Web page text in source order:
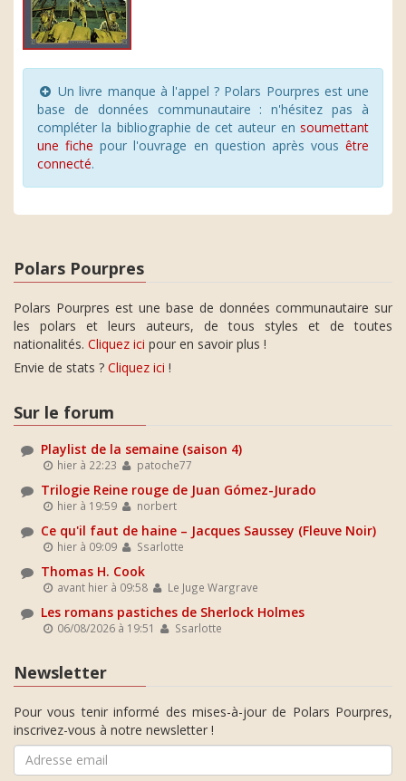
Un livre manque à l'appel ? Polars Pourpres est une
base de données communautaire : n'hésitez pas à
compléter la bibliographie de cet auteur en soumettant
une fiche pour l'ouvrage en question après vous être
connecté.
Polars Pourpres
Polars Pourpres est une base de données communautaire sur
les polars et leurs auteurs, de tous styles et de toutes
nationalités. Cliquez ici pour en savoir plus !
Envie de stats ? Cliquez ici !
Sur le forum
Playlist de la semaine (saison 4)
hier à 22:23 patoche77
Trilogie Reine rouge de Juan Gómez-Jurado
hier à 19:59 norbert
Ce qu'il faut de haine – Jacques Saussey (Fleuve Noir)
hier à 09:09 Ssarlotte
Thomas H. Cook
avant hier à 09:58 Le Juge Wargrave
Les romans pastiches de Sherlock Holmes
06/08/2026 à 19:51 Ssarlotte
Newsletter
Pour vous tenir informé des mises-à-jour de Polars Pourpres,
inscrivez-vous à notre newsletter !